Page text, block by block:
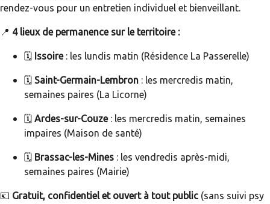
rendez-vous pour un entretien individuel et bienveillant.
📍 4 lieux de permanence sur le territoire :
🗓️ Issoire: les lundis matin (Résidence La Passerelle)
🗓️ Saint-Germain-Lembron : les mercredis matin,
semaines paires (La Licorne)
🗓️ Ardes-sur-Couze: les mercredis matin, semaines
impaires (Maison de santé)
🗓️ Brassac-les-Mines : les vendredis après-midi,
semaines paires (Mairie)
💶 Gratuit, confidentiel et ouvert à tout public (sans suivi psy